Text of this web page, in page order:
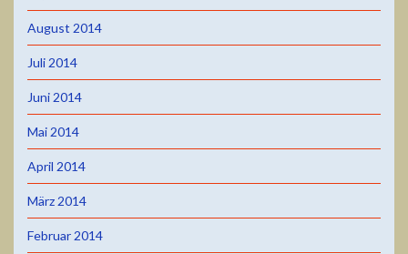
August 2014
Juli 2014
Juni 2014
Mai 2014
April 2014
März 2014
Februar 2014